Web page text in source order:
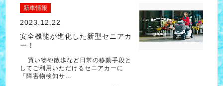
新車情報
2023.12.22
安全機能が進化した新型セニアカ
ー！
買い物や散歩など日常の移動手段と
してご利用いただけるセニアカーに
「障害物検知サ…